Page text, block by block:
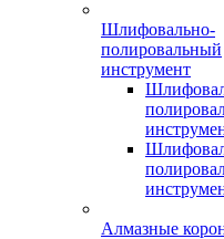
Шлифовально-
полировальный
инструмент
Алмазные